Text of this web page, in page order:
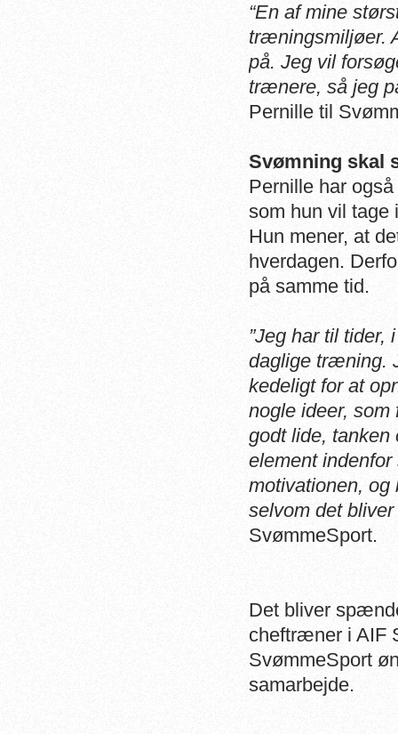
“En af mine
træningsmiljøer.
på. Jeg vil
trænere, så jeg
Pernille til
Svømning skal
Pernille har
som hun vil tage
Hun mener, at
hverdagen.
på samme tid.
”Jeg har til tider,
daglige træning.
kedeligt for at
nogle ideer,
godt lide,
element
motivationen,
selvom det
SvømmeSport.
Det bliver
cheftræner i AIF
SvømmeSport
samarbejde.